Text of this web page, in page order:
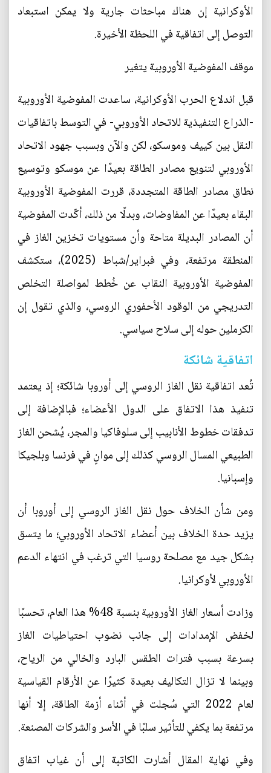
الأوكرانية إن هناك مباحثات جارية ولا يمكن استبعاد
التوصل إلى اتفاقية في اللحظة الأخيرة.
موقف المفوضية الأوروبية يتغير
قبل اندلاع الحرب الأوكرانية، ساعدت المفوضية الأوروبية
-الذراع التنفيذية للاتحاد الأوروبي- في التوسط باتفاقيات
النقل بين كييف وموسكو، لكن والآن وبسبب جهود الاتحاد
الأوروبي لتنويع مصادر الطاقة بعيدًا عن موسكو وتوسيع
نطاق مصادر الطاقة المتجددة، قررت المفوضية الأوروبية
البقاء بعيدًا عن المفاوضات، وبدلًا من ذلك، أكّدت المفوضية
أن المصادر البديلة متاحة وأن مستويات تخزين الغاز في
المنطقة مرتفعة، وفي فبراير/شباط (2025)، ستكشف
المفوضية الأوروبية النقاب عن خُطط لمواصلة التخلص
التدريجي من الوقود الأحفوري الروسي، والذي تقول إن
الكرملين حوله إلى سلاح سياسي.
اتفاقية شائكة
تُعد اتفاقية نقل الغاز الروسي إلى أوروبا شائكة؛ إذ يعتمد
تنفيذ هذا الاتفاق على الدول الأعضاء؛ فبالإضافة إلى
تدفقات خطوط الأنابيب إلى سلوفاكيا والمجر، يُشحن الغاز
الطبيعي المسال الروسي كذلك إلى موانٍ في فرنسا وبلجيكا
وإسبانيا.
ومن شأن الخلاف حول نقل الغاز الروسي إلى أوروبا أن
يزيد حدة الخلاف بين أعضاء الاتحاد الأوروبي؛ ما يتسق
بشكل جيد مع مصلحة روسيا التي ترغب في انتهاء الدعم
الأوروبي لأوكرانيا.
وزادت أسعار الغاز الأوروبية بنسبة 48% هذا العام، تحسبًا
لخفض الإمدادات إلى جانب نضوب احتياطيات الغاز
بسرعة بسبب فترات الطقس البارد والخالي من الرياح،
وبينما لا تزال التكاليف بعيدة كثيرًا عن الأرقام القياسية
لعام 2022 التي سُجلت في أثناء أزمة الطاقة، إلا أنها
مرتفعة بما يكفي للتأثير سلبًا في الأسر والشركات المصنعة.
وفي نهاية المقال أشارت الكاتبة إلى أن غياب اتفاق